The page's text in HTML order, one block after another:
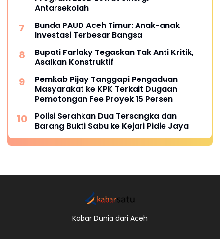
Antarsekolah
Bunda PAUD Aceh Timur: Anak-anak
Investasi Terbesar Bangsa
Bupati Farlaky Tegaskan Tak Anti Kritik,
Asalkan Konstruktif
Pemkab Pijay Tanggapi Pengaduan
Masyarakat ke KPK Terkait Dugaan
Pemotongan Fee Proyek 15 Persen
Polisi Serahkan Dua Tersangka dan
Barang Bukti Sabu ke Kejari Pidie Jaya
Kabar Dunia dari Aceh